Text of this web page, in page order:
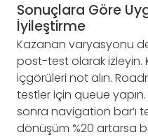
Sonuçlara Göre
İyileştirme
Kazanan varyasyonu
post-test olarak izleyin.
içgörüleri not alın.
testler için queue
sonra navigation bar’ı
dönüşüm %20 artarsa